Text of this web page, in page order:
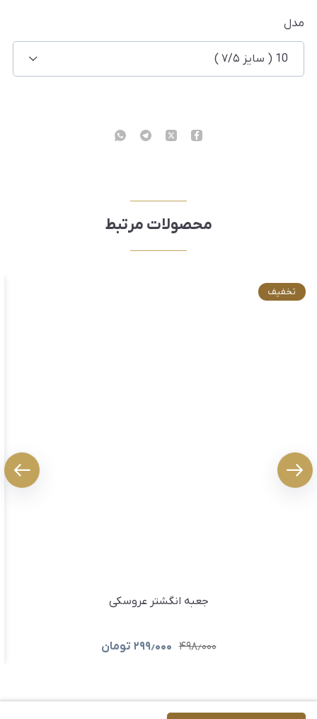
مدل
10 ( سایز ۷/۵ )
محصولات مرتبط
تخفیف
جعبه انگشتر عروسکی
۴۹۸٫۰۰۰ ۲۹۹٫۰۰۰ تومان